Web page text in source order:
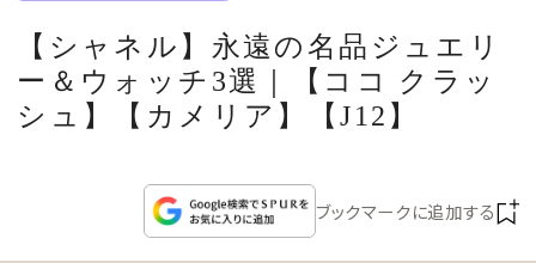
LIFESTYLE
CULTURE
CELEBRITY
【シャネル】永遠の名品ジュエリ
ー＆ウォッチ3選｜【ココ クラッ
シュ】【カメリア】【J12】
ブックマークに追加する